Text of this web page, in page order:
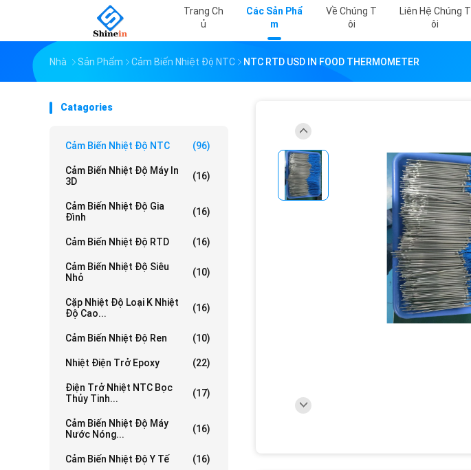
Trang Ch
Ủ
Các Sản Phẩ
M
Về Chúng T
Ôi
Liên Hệ Chúng T
Ôi
Nhà Sản Phẩm Cảm Biến Nhiệt Độ NTC NTC RTD USD IN FOOD THERMOMETER
Catagories
Cảm Biến Nhiệt Độ NTC (96)
Cảm Biến Nhiệt Độ Máy In
3D
(16)
Cảm Biến Nhiệt Độ Gia
Đình
(16)
Cảm Biến Nhiệt Độ RTD (16)
Cảm Biến Nhiệt Độ Siêu
Nhỏ
(10)
Cặp Nhiệt Độ Loại K Nhiệt
Độ Cao...
(16)
Cảm Biến Nhiệt Độ Ren (10)
Nhiệt Điện Trở Epoxy (22)
Điện Trở Nhiệt NTC Bọc
Thủy Tinh...
(17)
Cảm Biến Nhiệt Độ Máy
Nước Nóng...
(16)
Cảm Biến Nhiệt Độ Y Tế (16)